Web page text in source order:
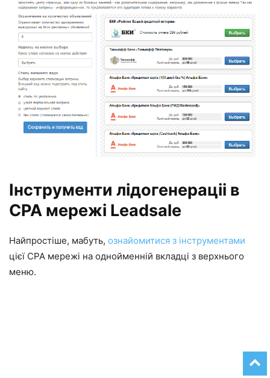
Інструменти лідогенераціі в
CPA мережі Leadsale
Найпростіше, мабуть, ознайомитися з інструментами
цієї CPA мережі на однойменній вкладці з верхнього
меню.